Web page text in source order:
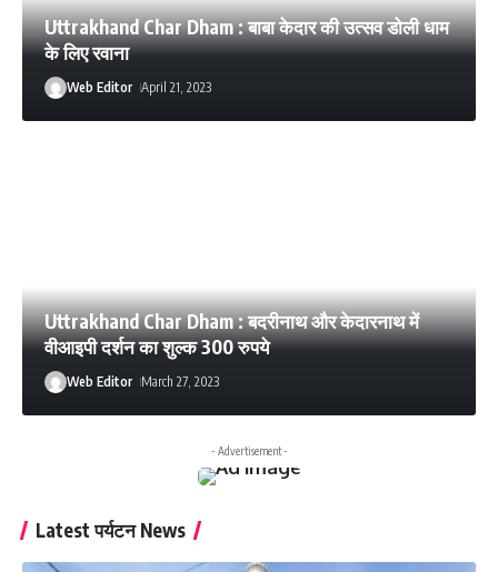
Uttrakhand Char Dham : बाबा केदार की उत्‍सव डोली धाम
के लिए रवाना
Web Editor April 21, 2023
Uttrakhand Char Dham : बदरीनाथ और केदारनाथ में
वीआइपी दर्शन का शुल्‍क 300 रुपये
Web Editor March 27, 2023
- Advertisement -
Latest पर्यटन News